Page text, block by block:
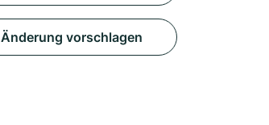
Änderung vorschlagen